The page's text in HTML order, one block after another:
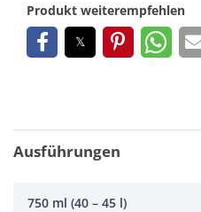
Produkt weiterempfehlen
Ausführungen
750 ml (40 – 45 l)